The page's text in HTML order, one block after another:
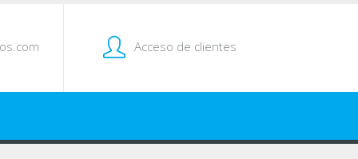
Acceso de clientes